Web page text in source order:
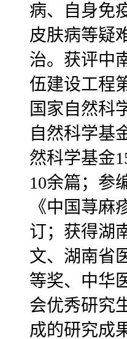
病、自身免
皮肤病等疑
治。获评中
伍建设工程
国家自然科
自然科学基
然科学基金
10余篇；参
《中国荨麻
订；获得湖
文、湖南省
等奖、中华
会优秀研究
成的研究成